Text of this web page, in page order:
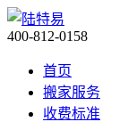
400-812-0158
首页
搬家服务
收费标准